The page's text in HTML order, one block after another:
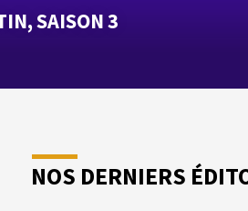
SAISON 3
NOS DERNIERS